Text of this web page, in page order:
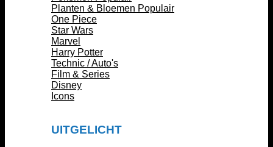
Planten & Bloemen
One Piece
Star Wars
Marvel
Harry Potter
Technic / Auto's
Film & Series
Disney
Icons
UITGELICHT